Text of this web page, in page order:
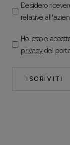
Desidero
relative
Ho letto e
privacydel
ISCRIVITI